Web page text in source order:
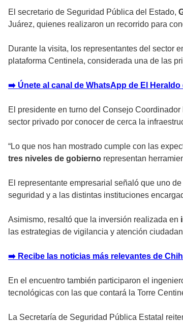
El secretario de Seguridad Pública del Estado,
Juárez, quienes realizaron un recorrido para
Durante la visita, los representantes del sector
plataforma Centinela, considerada una de las
➡️ Únete al canal de WhatsApp de El Heraldo
El presidente en turno del Consejo
sector privado por conocer de cerca la
“Lo que nos han mostrado cumple con las
tres niveles de gobierno representan
El representante empresarial señaló que uno
seguridad y a las distintas instituciones
Asimismo, resaltó que la inversión realizada en
las estrategias de vigilancia y atención
➡️ Recibe las noticias más relevantes de
En el encuentro también participaron el
tecnológicas con las que contará la Torre
La Secretaría de Seguridad Pública Estatal